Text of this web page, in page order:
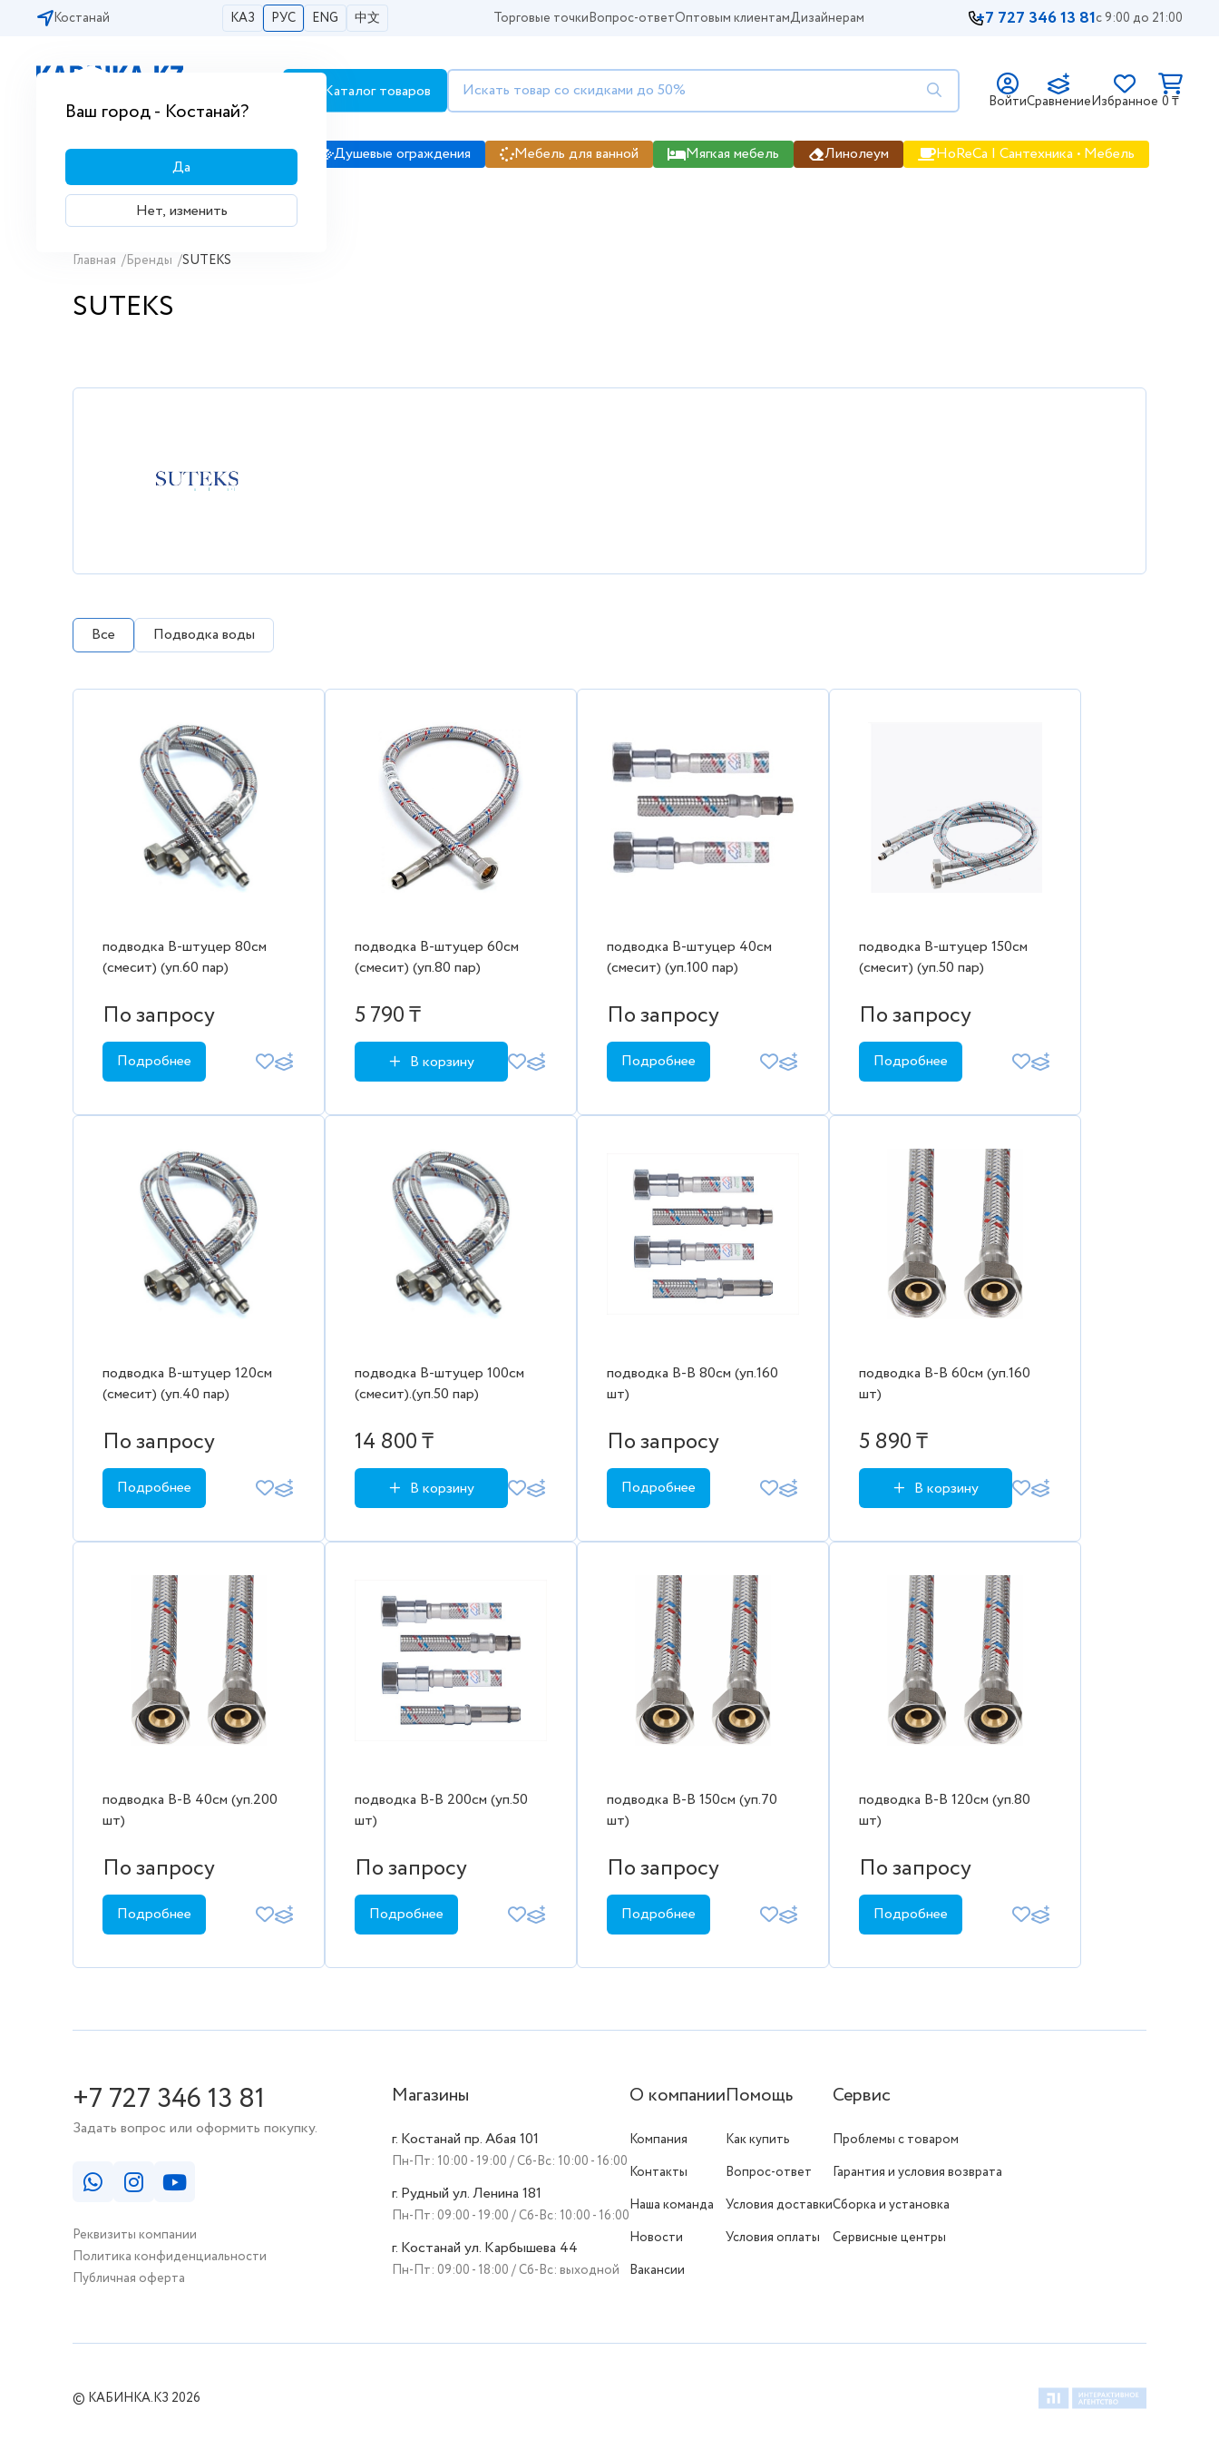
Костанай КАЗ РУС ENG 中文
Ваш город - Костанай?
Да
Нет, изменить
Торговые точкиВопрос-ответОптовым клиентамДизайнерам +7 727 346 13 81с 9:00 до 21:00
Бесплатная доставка по городам РК
Каталог товаров ВойтиСравнениеИзбранное 0 ₸
Сантехника Душевые кабины Душевые ограждения Мебель для ванной Мягкая мебель Линолеум HoReCa | Сантехника • Мебель
Главная /Бренды /SUTEKS
SUTEKS
Все Подводка воды
подводка В-штуцер 80см
(смесит) (уп.60 пар)
По запросу
Подробнее
подводка В-штуцер 60см
(смесит) (уп.80 пар)
5 790 ₸
В корзину
подводка В-штуцер 40см
(смесит) (уп.100 пар)
По запросу
Подробнее
подводка В-штуцер 150см
(смесит) (уп.50 пар)
По запросу
Подробнее
подводка В-штуцер 120см
(смесит) (уп.40 пар)
По запросу
Подробнее
подводка В-штуцер 100см
(смесит).(уп.50 пар)
14 800 ₸
В корзину
подводка В-В 80см (уп.160
шт)
По запросу
Подробнее
подводка В-В 60см (уп.160
шт)
5 890 ₸
В корзину
подводка В-В 40см (уп.200
шт)
По запросу
Подробнее
подводка В-В 200см (уп.50
шт)
По запросу
Подробнее
подводка В-В 150см (уп.70
шт)
По запросу
Подробнее
подводка В-В 120см (уп.80
шт)
По запросу
Подробнее
+7 727 346 13 81
Задать вопрос или оформить покупку.
Реквизиты компании
Политика конфиденциальности
Публичная оферта
Магазины
г. Костанай пр. Абая 101
Пн-Пт: 10:00 - 19:00 / Сб-Вс: 10:00 - 16:00
г. Рудный ул. Ленина 181
Пн-Пт: 09:00 - 19:00 / Сб-Вс: 10:00 - 16:00
г. Костанай ул. Карбышева 44
Пн-Пт: 09:00 - 18:00 / Сб-Вс: выходной
О компании
Компания
Контакты
Наша команда
Новости
Вакансии
Помощь
Как купить
Вопрос-ответ
Условия доставки
Условия оплаты
Сервис
Проблемы с товаром
Гарантия и условия возврата
Сборка и установка
Сервисные центры
© КАБИНКА.КЗ 2026